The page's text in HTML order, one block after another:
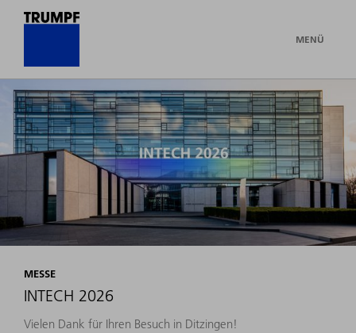
MENÜ
MESSE
INTECH 2026
Vielen Dank für Ihren Besuch in Ditzingen!